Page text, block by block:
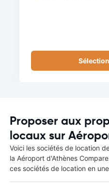
Proposer aux
locaux sur
Voici les sociétés de location
la Aéroport d'Athènes
ces sociétés de location en